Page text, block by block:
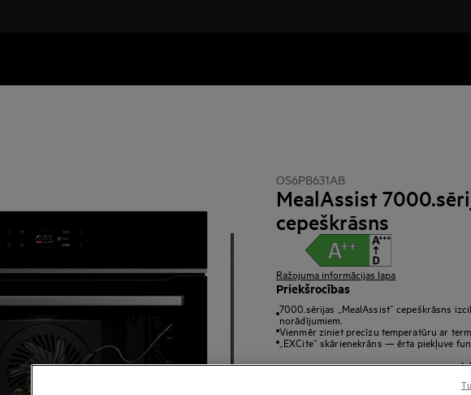
OS6PB631AB
MealAssist
cepeškrāsns
Ražojuma informācijas lapa
Priekšrocības
7000.sērijas „MealAssist“ cepeškrāsns
norādījumiem.
Vienmēr ziniet precīzu temperatūru ar
„EXCite“ skārienekrāns — ērta piekļuve